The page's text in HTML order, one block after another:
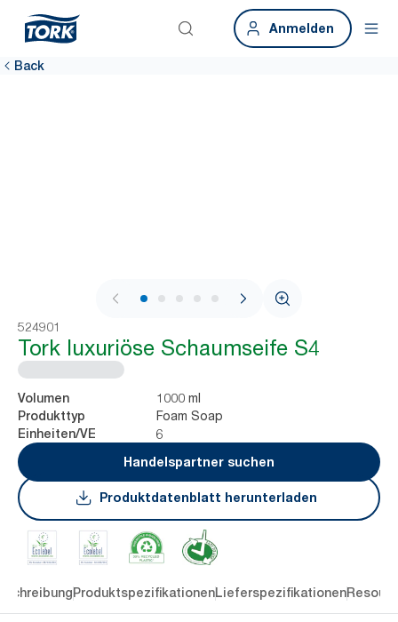
Anmelden
Back
1 / 7
524901
Tork luxuriöse Schaumseife S4
Volumen 1000 ml
Produkttyp Foam Soap
Einheiten/VE
6
Handelspartner suchen
Produktdatenblatt herunterladen
ProduktspezifikationenLieferspezifikationen